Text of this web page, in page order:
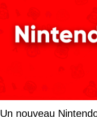
Un nouveau